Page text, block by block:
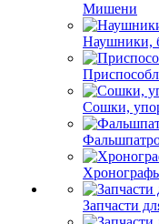
Мишени
Наушники,
Сошки,
Запчасти